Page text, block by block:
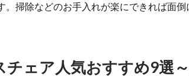
。掃除などのお手入れが楽にできれば面
チェア人気おすすめ9選